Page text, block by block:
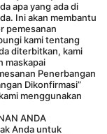
apa yang ada di
Ini akan membantu
pemesanan
kami tentang
diterbitkan, kami
maskapai
Penerbangan
Dikonfirmasi”
menggunakan
ANDA